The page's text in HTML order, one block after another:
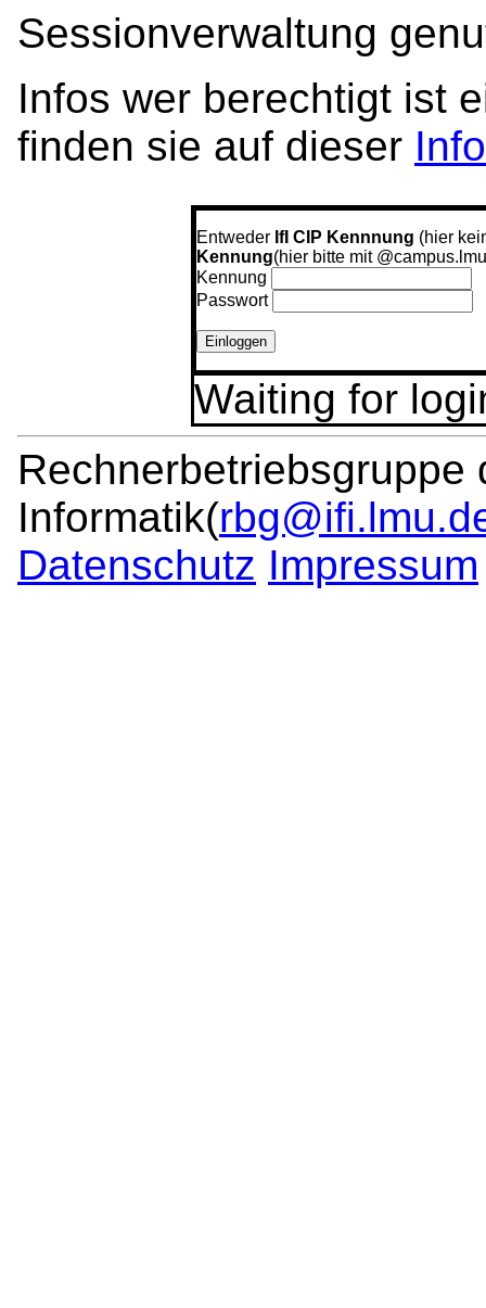
Sessionverwaltung
Infos wer berechtigt ist
finden sie auf dieser
Entweder IfI CIP Kennnung (hier
Kennung(hier bitte mit
Kennung
Passwort
Waiting for
Rechnerbetriebsgruppe
Informatik(
Datenschutz Impressum